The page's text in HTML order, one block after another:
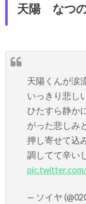
天陽 なつ
天陽くんが涙
いっきり悲し
ひたすら静か
がった悲しみ
押し寄せて込
調してて辛い
— ソイヤ